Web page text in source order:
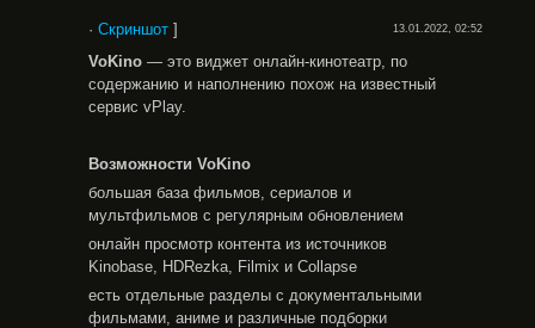
· Скриншот ] 13.01.2022, 02:52
VoKino — это виджет онлайн-кинотеатр, по
содержанию и наполнению похож на известный
сервис vPlay.
Возможности VoKino
большая база фильмов, сериалов и
мультфильмов с регулярным обновлением
онлайн просмотр контента из источников
Kinobase, HDRezka, Filmix и Collapse
есть отдельные разделы с документальными
фильмами, аниме и различные подборки